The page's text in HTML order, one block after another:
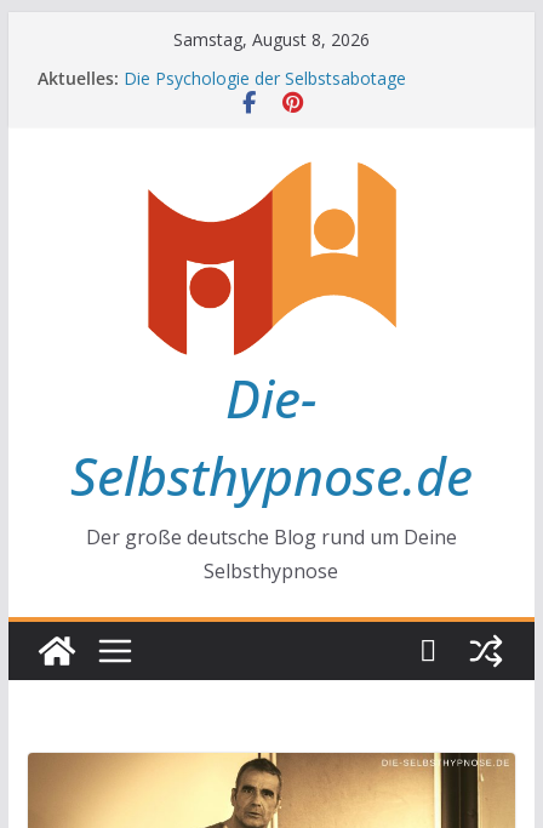
Samstag, August 8, 2026
Aktuelles: Die Psychologie der Selbstsabotage
Die Wissenschaft hinter Neugier und Kreativität
Die Wissenschaft der Gewohnheiten
Achtsamkeit im Alltag
Die-
Selbsthypnose.de
Der große deutsche Blog rund um Deine
Selbsthypnose